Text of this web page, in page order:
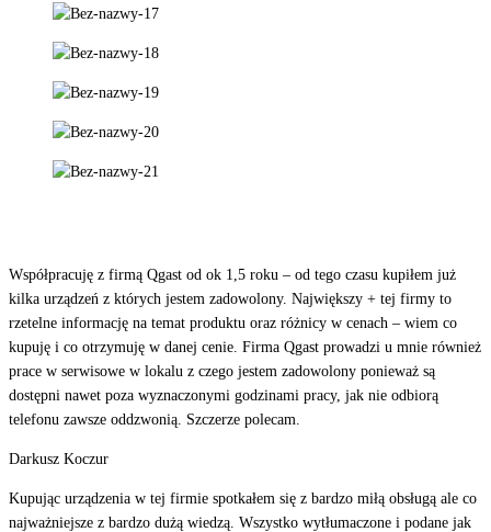
Współpracuję z firmą Qgast od ok 1,5 roku – od tego czasu kupiłem już
kilka urządzeń z których jestem zadowolony. Największy + tej firmy to
rzetelne informację na temat produktu oraz różnicy w cenach – wiem co
kupuję i co otrzymuję w danej cenie. Firma Qgast prowadzi u mnie również
prace w serwisowe w lokalu z czego jestem zadowolony ponieważ są
dostępni nawet poza wyznaczonymi godzinami pracy, jak nie odbiorą
telefonu zawsze oddzwonią. Szczerze polecam.
Darkusz Koczur
Kupując urządzenia w tej firmie spotkałem się z bardzo miłą obsługą ale co
najważniejsze z bardzo dużą wiedzą. Wszystko wytłumaczone i podane jak